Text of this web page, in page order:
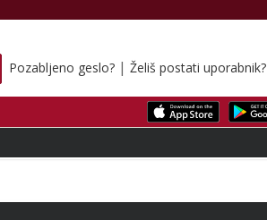
Pozabljeno geslo? | Želiš postati uporabnik?